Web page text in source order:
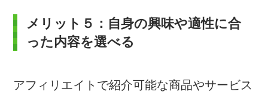
メリット５：自身の興味や適性に合
った内容を選べる
アフィリエイトで紹介可能な商品やサービス